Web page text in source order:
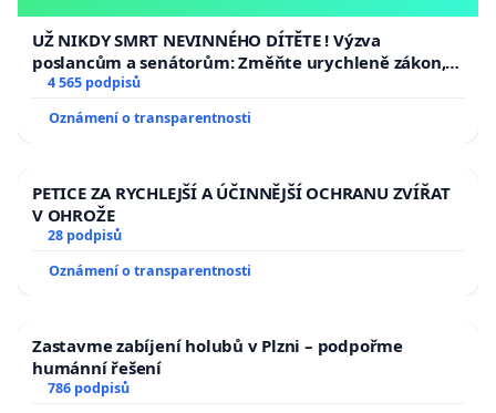
UŽ NIKDY SMRT NEVINNÉHO DÍTĚTE ! Výzva
poslancům a senátorům: Změňte urychleně zákon,
aby se tragédie malé Viktorky už nemohla opakovat!
4 565 podpisů
Oznámení o transparentnosti
PETICE ZA RYCHLEJŠÍ A ÚČINNĚJŠÍ OCHRANU ZVÍŘAT
V OHROŽE
28 podpisů
Oznámení o transparentnosti
Zastavme zabíjení holubů v Plzni – podpořme
humánní řešení
786 podpisů